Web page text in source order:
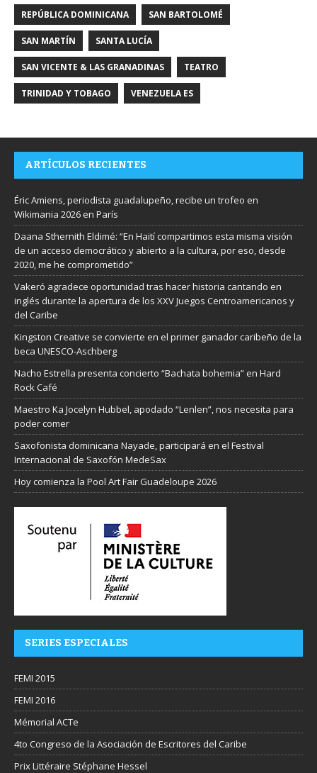
REPÚBLICA DOMINICANA SAN BARTOLOMÉ
SAN MARTÍN SANTA LUCÍA
SAN VICENTE & LAS GRANADINAS TEATRO
TRINIDAD Y TOBAGO VENEZUELA ES
ARTÍCULOS RECIENTES
Éric Amiens, periodista guadalupeño, recibe un trofeo en
Wikimania 2026 en París
Daana Sthernith Eldimé: “En Haití compartimos esta misma visión
de un acceso democrático y abierto a la cultura, por eso, desde
2020, me he comprometido”
Vakeró agradece oportunidad tras hacer historia cantando en
inglés durante la apertura de los XXV Juegos Centroamericanos y
del Caribe
Kingston Creative se convierte en el primer ganador caribeño de la
beca UNESCO-Aschberg
Nacho Estrella presenta concierto “Bachata bohemia” en Hard
Rock Café
Maestro Ka Jocelyn Hubbel, apodado “Lenlen”, nos necesita para
poder comer
Saxofonista dominicana Nayade, participará en el Festival
Internacional de Saxofón MedeSax
Hoy comienza la Pool Art Fair Guadeloupe 2026
SERIES ESPECIALES
FEMI 2015
FEMI 2016
Mémorial ACTe
4to Congreso de la Asociación de Escritores del Caribe
Prix Littéraire Stéphane Hessel